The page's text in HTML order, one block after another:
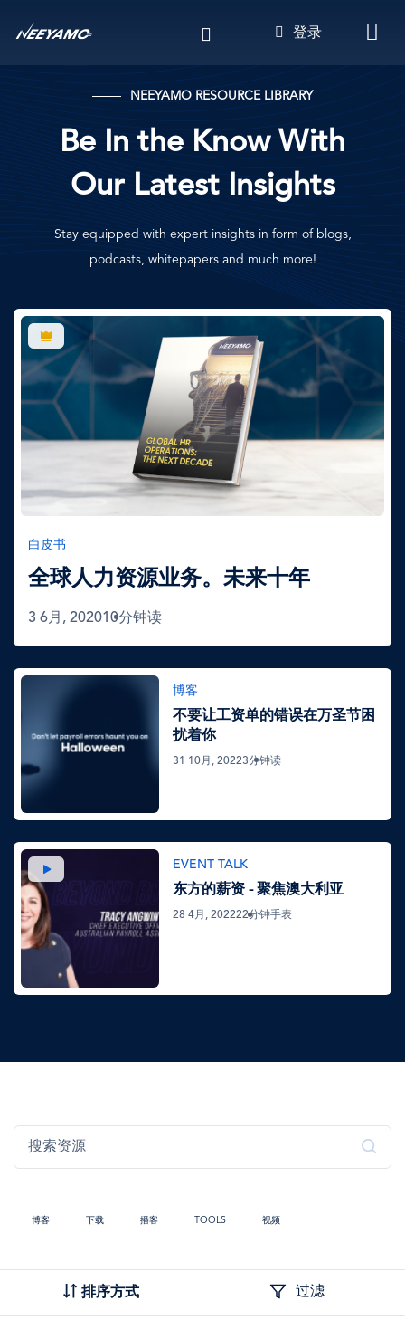
转
要
容
登录
NEEYAMO RESOURCE LIBRARY
Be In the Know With
Our Latest Insights
Stay equipped with expert insights in form of blogs,
podcasts, whitepapers and much more!
图
像
白皮书
全球人力资源业务。未来十年
3 6月, 202010分钟读
博客
不要让工资单的错误在万圣节困
扰着你
31 10月, 20223分钟读
图
像
EVENT TALK
东方的薪资 - 聚焦澳大利亚
28 4月, 202222分钟手表
博客 下载 播客 TOOLS 视频
排序方式 过滤